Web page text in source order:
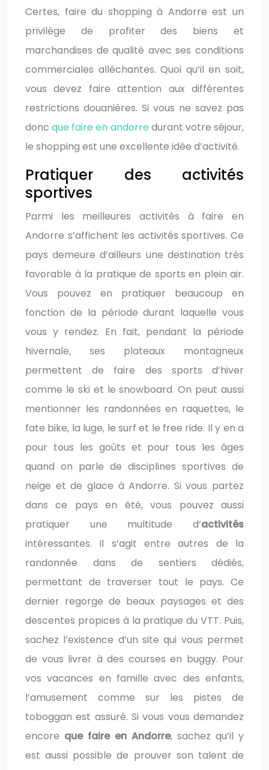
Certes, faire du shopping à Andorre est un
privilège de profiter des biens et
marchandises de qualité avec ses conditions
commerciales alléchantes. Quoi qu’il en soit,
vous devez faire attention aux différentes
restrictions douanières. Si vous ne savez pas
doncque faire en andorredurant votre séjour,
le shopping est une excellente idée d’activité.
Pratiquer des activités
sportives
Parmi les meilleures activités à faire en
Andorre s’affichent les activités sportives. Ce
pays demeure d’ailleurs une destination très
favorable à la pratique de sports en plein air.
Vous pouvez en pratiquer beaucoup en
fonction de la période durant laquelle vous
vous y rendez. En fait, pendant la période
hivernale, ses plateaux montagneux
permettent de faire des sports d’hiver
comme le ski et le snowboard. On peut aussi
mentionner les randonnées en raquettes, le
fate bike, la luge, le surf et le free ride. Il y en a
pour tous les goûts et pour tous les âges
quand on parle de disciplines sportives de
neige et de glace à Andorre. Si vous partez
dans ce pays en été, vous pouvez aussi
pratiquer une multitude d’activités
intéressantes. Il s’agit entre autres de la
randonnée dans de sentiers dédiés,
permettant de traverser tout le pays. Ce
dernier regorge de beaux paysages et des
descentes propices à la pratique du VTT. Puis,
sachez l’existence d’un site qui vous permet
de vous livrer à des courses en buggy. Pour
vos vacances en famille avec des enfants,
l’amusement comme sur les pistes de
toboggan est assuré. Si vous vous demandez
encore que faire en Andorre, sachez qu’il y
est aussi possible de prouver son talent de